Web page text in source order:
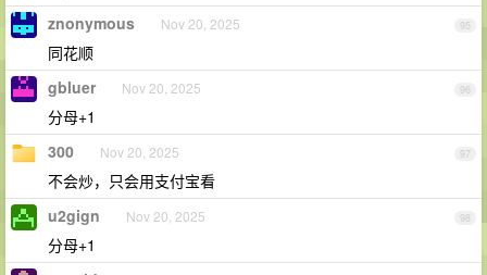
95
znonymous Nov 20, 2025
同花顺
96
gbluer Nov 20, 2025
分母+1
97
300 Nov 20, 2025
不会炒，只会用支付宝看
98
u2gign Nov 20, 2025
分母+1